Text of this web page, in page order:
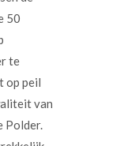
50
te
op peil
van
Polder.